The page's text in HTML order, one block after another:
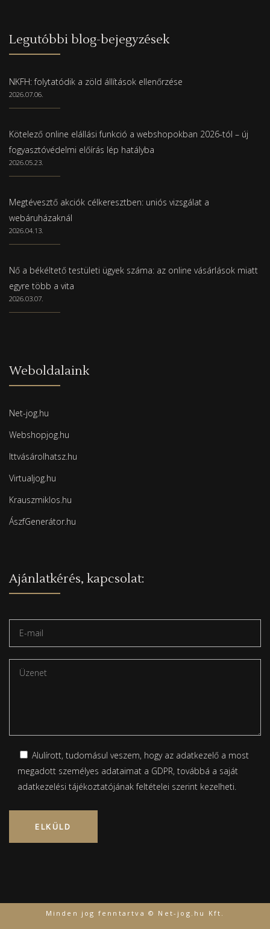
Legutóbbi blog-bejegyzések
NKFH: folytatódik a zöld állítások ellenőrzése
2026.07.06.
Kötelező online elállási funkció a webshopokban 2026-tól – új
fogyasztóvédelmi előírás lép hatályba
2026.05.23.
Megtévesztő akciók célkeresztben: uniós vizsgálat a
webáruházaknál
2026.04.13.
Nő a békéltető testületi ügyek száma: az online vásárlások miatt
egyre több a vita
2026.03.07.
Weboldalaink
Net-jog.hu
Webshopjog.hu
Ittvásárolhatsz.hu
Virtualjog.hu
Krauszmiklos.hu
ÁszfGenerátor.hu
Ajánlatkérés, kapcsolat:
Alulírott, tudomásul veszem, hogy az adatkezelő a most
megadott személyes adataimat a GDPR, továbbá a saját
adatkezelési tájékoztatójánakfeltételei szerint kezelheti.
Please leave this field empty.
Minden jog fenntartva © Net-jog.hu Kft.